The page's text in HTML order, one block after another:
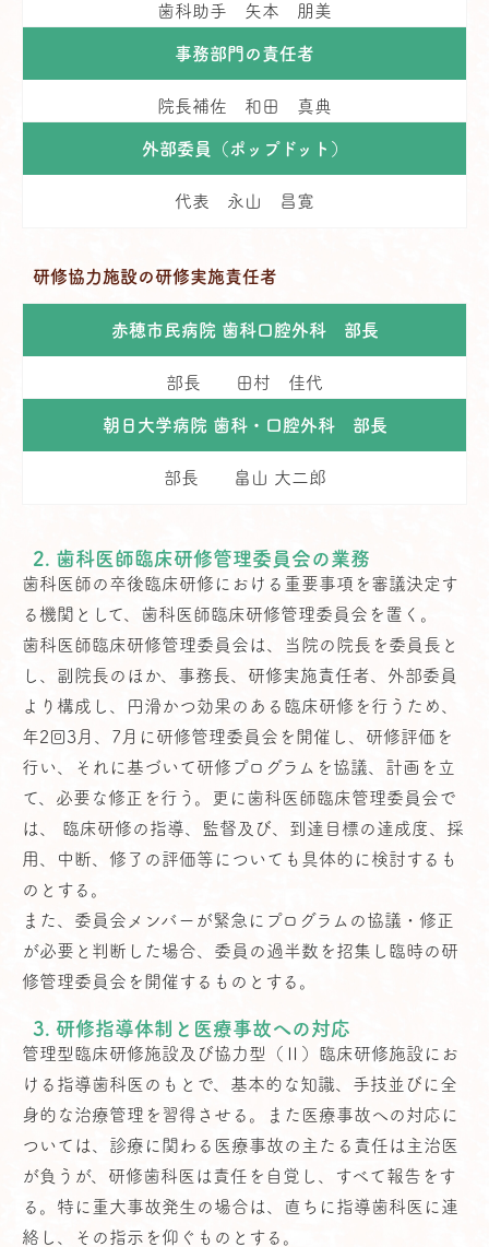
歯科助手 矢本 朋美
事務部門の責任者
院長補佐 和田 真典
外部委員（ポップドット）
代表 永山 昌寛
研修協力施設の研修実施責任者
赤穂市民病院 歯科口腔外科 部長
部長 田村 佳代
朝日大学病院 歯科・口腔外科 部長
部長 畠山 大二郎
2. 歯科医師臨床研修管理委員会の業務
歯科医師の卒後臨床研修における重要事項を審議決定す
る機関として、歯科医師臨床研修管理委員会を置く。
歯科医師臨床研修管理委員会は、当院の院長を委員長と
し、副院長のほか、事務長、研修実施責任者、外部委員
より構成し、円滑かつ効果のある臨床研修を行うため、
年2回3月、7月に研修管理委員会を開催し、研修評価を
行い、それに基づいて研修プログラムを協議、計画を立
て、必要な修正を行う。更に歯科医師臨床管理委員会で
は、 臨床研修の指導、監督及び、到達目標の達成度、採
用、中断、修了の評価等についても具体的に検討するも
のとする。
また、委員会メンバーが緊急にプログラムの協議・修正
が必要と判断した場合、委員の過半数を招集し臨時の研
修管理委員会を開催するものとする。
3. 研修指導体制と医療事故への対応
管理型臨床研修施設及び協力型（Ⅱ）臨床研修施設にお
ける指導歯科医のもとで、基本的な知識、手技並びに全
身的な治療管理を習得させる。また医療事故への対応に
ついては、診療に関わる医療事故の主たる責任は主治医
が負うが、研修歯科医は責任を自覚し、すべて報告をす
る。特に重大事故発生の場合は、直ちに指導歯科医に連
絡し、その指示を仰ぐものとする。